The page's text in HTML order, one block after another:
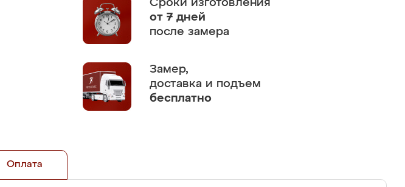
Сроки изготовления
от 7 дней
после замера
Замер,
доставка и подъем
бесплатно
Оплата